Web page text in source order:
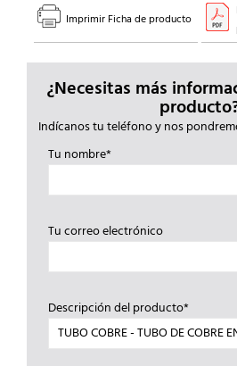
Imprimir Ficha de producto
¿Necesitas más
Indícanos tu teléfono y nos
Tu nombre*
Tu correo electrónico
Descripción del producto*